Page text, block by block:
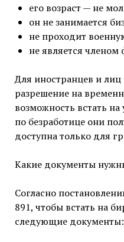
его возраст — не
он не занимается
не проходит
не является членом
Для иностранцев и
разрешение на
возможность встать
по безработице они
доступна только для
Какие документы
Согласно
891, чтобы встать на
следующие документы: